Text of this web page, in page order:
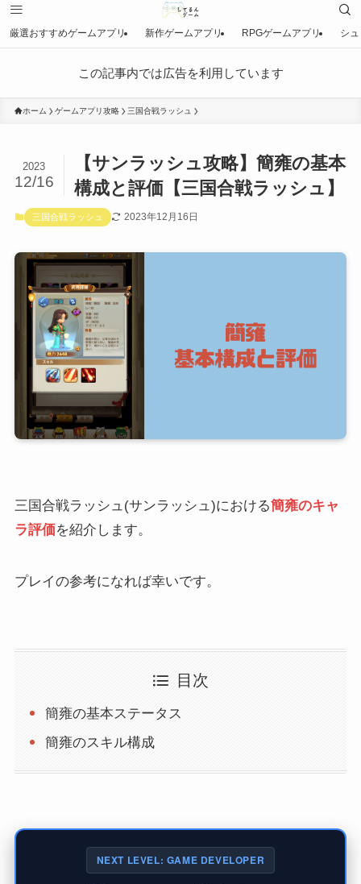
厳選おすすめゲームアプリ 新作ゲームアプリ RPGゲームアプリ シ
この記事内では広告を利用しています
ホーム ゲームアプリ攻略 三国合戦ラッシュ
【サンラッシュ攻略】簡雍の基本
構成と評価【三国合戦ラッシュ】
2023
12/16
三国合戦ラッシュ 2023年12月16日
三国合戦ラッシュ(サンラッシュ)における簡雍のキャ
ラ評価を紹介します。
プレイの参考になれば幸いです。
目次
簡雍の基本ステータス
簡雍のスキル構成
NEXT LEVEL: GAME DEVELOPER